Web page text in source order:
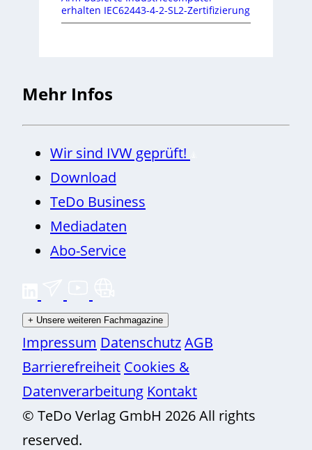
erhalten IEC62443-4-2-SL2-Zertifizierung
Mehr Infos
Wir sind IVW geprüft!
Download
TeDo Business
Mediadaten
Abo-Service
+ Unsere weiteren Fachmagazine
Impressum DatenschutzAGB
Barrierefreiheit Cookies &
Datenverarbeitung Kontakt
© TeDo Verlag GmbH 2026 All rights
reserved.